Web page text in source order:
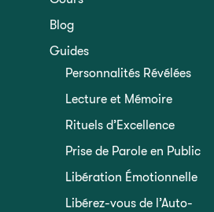
Blog
Guides
Personnalités Révélées
Lecture et Mémoire
Rituels d’Excellence
Prise de Parole en Public
Libération Émotionnelle
Libérez-vous de l’Auto-